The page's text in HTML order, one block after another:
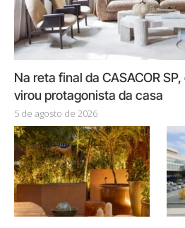
Na reta final da CASACOR
virou protagonista da casa
5 de agosto de 2026